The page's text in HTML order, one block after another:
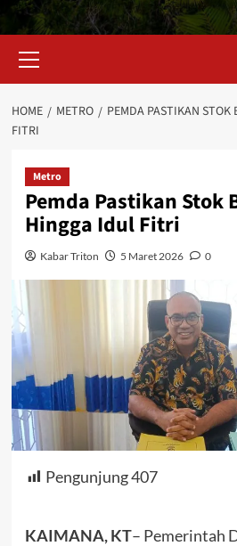
Menu
HOME METRO
PEMDA PASTIKAN
FITRI
Metro
Pemda Pastikan Stok
Hingga Idul Fitri
Kabar Triton 5 Maret 2026 0
Pengunjung407
KAIMANA, KT– Pemerintah